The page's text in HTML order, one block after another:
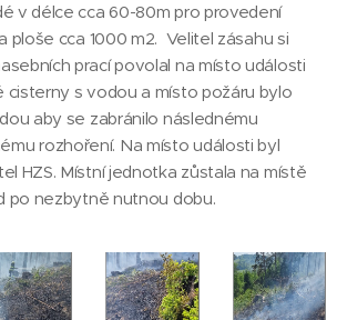
v délce cca 60-80m pro provedení
ploše cca 1000 m2. Velitel zásahu si
prací povolal na místo události
cisterny s vodou a místo požáru bylo
aby se zabránilo následnému
rozhoření. Na místo události byl
HZS. Místní jednotka zůstala na místě
po nezbytně nutnou dobu.